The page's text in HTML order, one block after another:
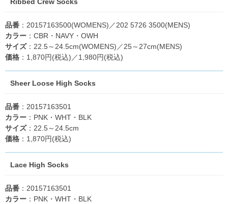
品番 ：20157163500(WOMENS)／202 5726 3500(MENS)
カラー ：CBR・NAVY・OWH
サイズ：22.5～24.5cm(WOMENS)／25～27cm(MENS)
価格 ：1,870円(税込)／1,980円(税込)
Sheer Loose High Socks
品番 ：20157163501
カラー ：PNK・WHT・BLK
サイズ：22.5～24.5cm
価格 ：1,870円(税込)
Lace High Socks
品番 ：20157163501
カラー ：PNK・WHT・BLK